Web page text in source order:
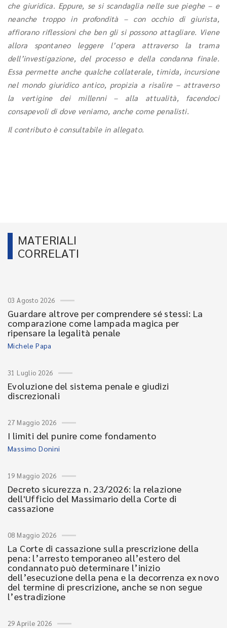
che giuridica. Eppure, se si scandaglia nelle sue pieghe – e
neanche troppo in profondità – con occhio di giurista,
affiorano riflessioni che ben gli si possono attagliare. Viene
allora spontaneo leggere l’opera attraverso la trama
dell’investigazione, del processo e della condanna finale.
Essa permette anche qualche collaterale, timida, incursione
nel mondo giuridico antico, propizia a risalire – attraverso
la vertigine dei millenni – alla attualità, facendoci
consapevoli di dove veniamo, anche come penalisti.
Il contributo è consultabile in allegato.
MATERIALI
CORRELATI
03 Agosto 2026
Guardare altrove per comprendere sé stessi: La
comparazione come lampada magica per
ripensare la legalità penale
Michele Papa
31 Luglio 2026
Evoluzione del sistema penale e giudizi
discrezionali
27 Maggio 2026
I limiti del punire come fondamento
Massimo Donini
19 Maggio 2026
Decreto sicurezza n. 23/2026: la relazione
dell'Ufficio del Massimario della Corte di
cassazione
08 Maggio 2026
La Corte di cassazione sulla prescrizione della
pena: l’arresto temporaneo all’estero del
condannato può determinare l’inizio
dell’esecuzione della pena e la decorrenza ex novo
del termine di prescrizione, anche se non segue
l’estradizione
29 Aprile 2026